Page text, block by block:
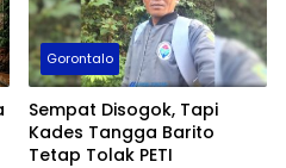
Gorontalo
Sempat Disogok, Tapi
Kades Tangga Barito
Tetap Tolak PETI